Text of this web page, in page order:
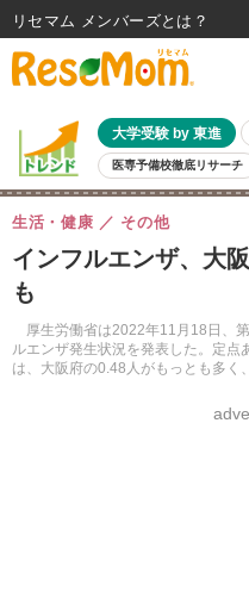
大学受験 by 東進
医専予備校徹底リサーチ
親子で考える大学選び 高校受験
共通テスト 夏休み
8月開催イベント・WS 全国公立高
自由研究教材（小学生向け）
インフルエンザ、大
も
厚生労働省は2022年11月18日、
ルエンザ発生状況を発表した。定
は、大阪府の0.48人がもっとも多く
生活・健康 その他
リセマム メンバーズ